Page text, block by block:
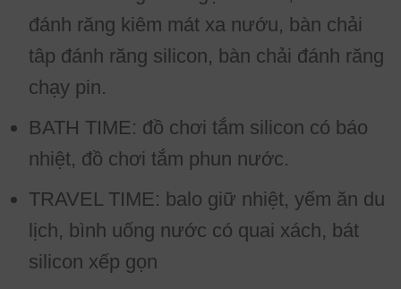
đánh răng kiêm mát xa nướu, bàn chải
tâp đánh răng silicon, bàn chải đánh răng
chạy pin.
BATH TIME: đồ chơi tắm silicon có báo
nhiệt, đồ chơi tắm phun nước.
TRAVEL TIME: balo giữ nhiệt, yếm ăn du
lịch, bình uống nước có quai xách, bát
silicon xếp gọn